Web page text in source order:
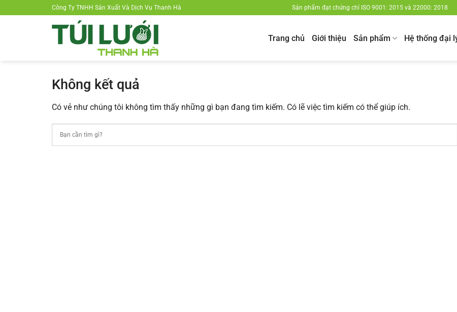
đến
Công Ty TNHH Sản Xuất Và Dịch Vụ Thanh Hà Sản phẩm đạt chứng chỉ ISO 9001: 2015 và 22000: 2018
Trang chủ Giới thiệu Sản phẩm Hệ thống đại
Không kết quả
Có vẻ như chúng tôi không tìm thấy những gì bạn đang tìm kiếm. Có lẽ việc tìm kiếm có thể giúp ích.